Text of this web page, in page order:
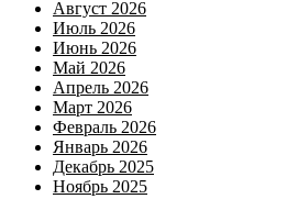
Август 2026
Июль 2026
Июнь 2026
Май 2026
Апрель 2026
Март 2026
Февраль 2026
Январь 2026
Декабрь 2025
Ноябрь 2025